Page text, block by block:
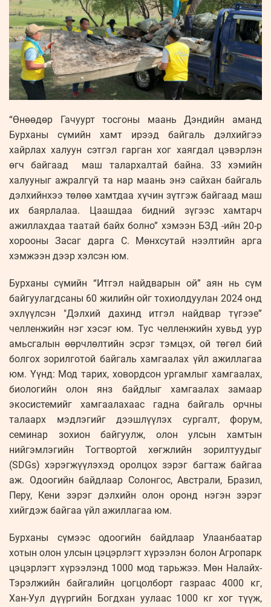
“Өнөөдөр Гачуурт тосгоны маань Дэндийн аманд
Бурханы сүмийн хамт ирээд байгаль дэлхийгээ
хайрлах халуун сэтгэл гарган хог хаягдал цэвэрлэн
өгч байгаад маш талархалтай байна. 33 хэмийн
халууныг ажралгүй та нар маань энэ сайхан байгаль
дэлхийнхээ төлөө хамтдаа хүчин зүтгэж байгаад маш
их баярлалаа. Цаашдаа бидний зүгээс хамтарч
ажиллахдаа таатай байх болно” хэмээн БЗД -ийн 20-р
хорооны Засаг дарга С. Мөнхсутай нээлтийн арга
хэмжээн дээр хэлсэн юм.
Бурханы сүмийн “Итгэл найдварын ой” аян нь сүм
байгуулагдсаны 60 жилийн ойг тохиолдуулан 2024 онд
эхлүүлсэн "Дэлхий дахинд итгэл найдвар түгээе”
челленжийн нэг хэсэг юм. Тус челленжийн хувьд уур
амьсгалын өөрчлөлтийн эсрэг тэмцэх, ой төгөл бий
болгох зорилготой байгаль хамгаалах үйл ажиллагаа
юм. Үүнд: Мод тарих, ховордсон ургамлыг хамгаалах,
биологийн олон янз байдлыг хамгаалах замаар
экосистемийг хамгаалахаас гадна байгаль орчны
талаарх мэдлэгийг дээшлүүлэх сургалт, форум,
семинар зохион байгуулж, олон улсын хамтын
нийгэмлэгийн Тогтвортой хөгжлийн зорилтуудыг
(SDGs) хэрэгжүүлэхэд оролцох зэрэг багтаж байгаа
аж. Одоогийн байдлаар Солонгос, Австрали, Бразил,
Перу, Кени зэрэг дэлхийн олон оронд нэгэн зэрэг
хийгдэж байгаа үйл ажиллагаа юм.
Бурханы сүмээс одоогийн байдлаар Улаанбаатар
хотын олон улсын цэцэрлэгт хүрээлэн болон Агропарк
цэцэрлэгт хүрээлэнд 1000 мод тарьжээ. Мөн Налайх-
Тэрэлжийн байгалийн цогцолборт газраас 4000 кг,
Хан-Уул дүүргийн Богдхан уулаас 1000 кг хог түүж,